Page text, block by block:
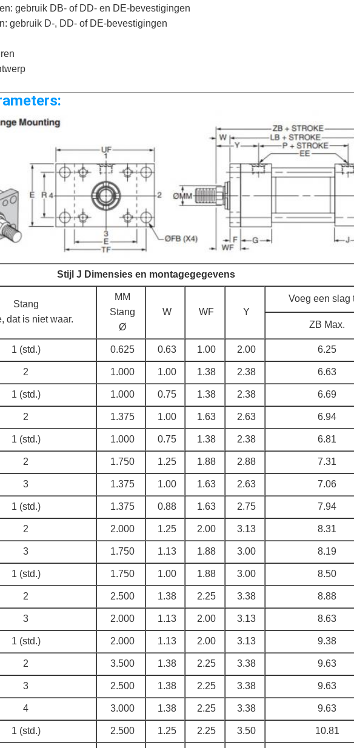
gebruik DB- of DD- en DE-bevestigingen
gebruik D-, DD- of DE-bevestigingen
Stijl J Dimensies en montagegegevens
Stang
dat is niet waar.
MM
Stang
Ø
W WF Y
Voeg een slag
ZB Max.
1 (std.) 0.625 0.63 1.00 2.00 6.25
2 1.000 1.00 1.38 2.38 6.63
1 (std.) 1.000 0.75 1.38 2.38 6.69
2 1.375 1.00 1.63 2.63 6.94
1 (std.) 1.000 0.75 1.38 2.38 6.81
2 1.750 1.25 1.88 2.88 7.31
3 1.375 1.00 1.63 2.63 7.06
1 (std.) 1.375 0.88 1.63 2.75 7.94
2 2.000 1.25 2.00 3.13 8.31
3 1.750 1.13 1.88 3.00 8.19
1 (std.) 1.750 1.00 1.88 3.00 8.50
2 2.500 1.38 2.25 3.38 8.88
3 2.000 1.13 2.00 3.13 8.63
1 (std.) 2.000 1.13 2.00 3.13 9.38
2 3.500 1.38 2.25 3.38 9.63
3 2.500 1.38 2.25 3.38 9.63
4 3.000 1.38 2.25 3.38 9.63
1 (std.) 2.500 1.25 2.25 3.50 10.81